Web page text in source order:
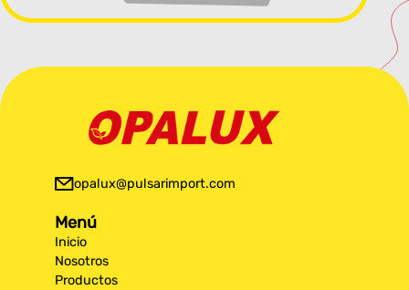
opalux@pulsarimport.com
Menú
Inicio
Nosotros
Productos